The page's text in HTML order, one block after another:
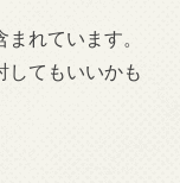
れています。
してもいいかも